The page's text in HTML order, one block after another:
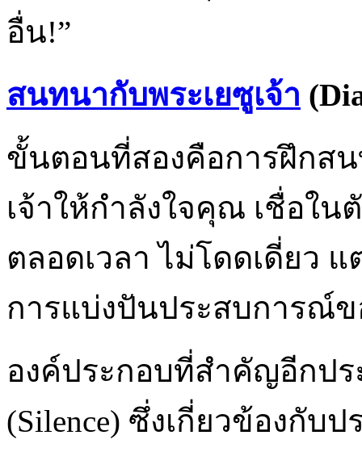
อื่น!”
สนทนากับพระเยซูเจ้า
ขั้นตอนที่สองคือการฝึกสน
เจ้าให้กำลังใจคุณ เชื่อใ
ตลอดเวลา ไม่โดดเดี่ยว
การแบ่งปันประสบการณ์
องค์ประกอบที่สำคัญอีกป
(Silence) ซึ่งเกี่ยวข้องกับ